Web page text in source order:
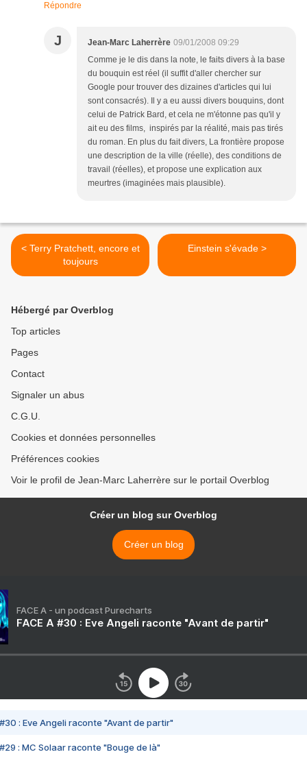
Répondre
J Jean-Marc Laherrère 09/01/2008 09:29
Comme je le dis dans la note, le faits divers à la base
du bouquin est réel (il suffit d'aller chercher sur
Google pour trouver des dizaines d'articles qui lui
sont consacrés). Il y a eu aussi divers bouquins, dont
celui de Patrick Bard, et cela ne m'étonne pas qu'il y
ait eu des films, inspirés par la réalité, mais pas tirés
du roman. En plus du fait divers, La frontière propose
une description de la ville (réelle), des conditions de
travail (réelles), et propose une explication aux
meurtres (imaginées mais plausible).
< Terry Pratchett, encore et
toujours
Einstein s'évade >
Hébergé par Overblog
Top articles
Pages
Contact
Signaler un abus
C.G.U.
Cookies et données personnelles
Préférences cookies
Voir le profil de Jean-Marc Laherrère sur le portail Overblog
Créer un blog sur Overblog
Créer un blog
FACE A - un podcast Purecharts
FACE A #30 : Eve Angeli raconte "Avant de partir"
#30 : Eve Angeli raconte "Avant de partir"
#29 : MC Solaar raconte "Bouge de là"